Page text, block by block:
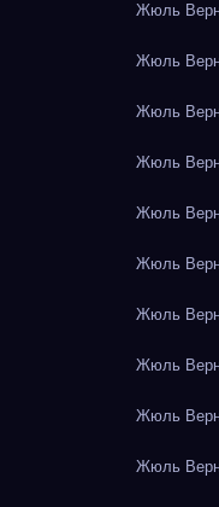
Жюль
Жюль
Жюль
Жюль
Жюль
Жюль
Жюль
Жюль
Жюль
Жюль